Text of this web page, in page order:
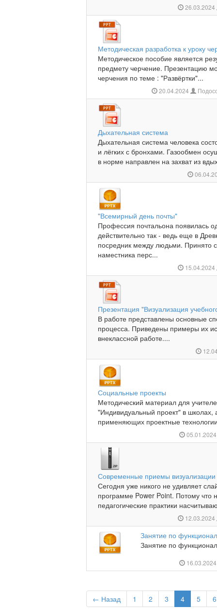
26.03.2024
Методическая разработка к уроку
Методическое пособие является
предмету черчение. Презентацию
черчения по теме : "Развёртки"...
20.04.2024
Дыхательная система
Дыхательная система человека
и лёгких с бронхами. Газообмен
в норме направлен на захват из
"Всемирный день почты"
Профессия почтальона появилась
действительно так - ведь еще в
посредник между людьми. Принято
наместника перс...
15.04.2024
Презентация "Визуализация
В работе представлены основные
процесса. Приведены примеры их
внеклассной работе....
Социальные проекты
Методический материал для
"Индивидуальный проект" в школах,
применяющих проектные
Современные приемы визуализации
Сегодня уже никого не удивляет
программе Power Point. Потому что
педагогические практики
12.03.2024
Занятие по
Занятие по
← Назад 1 2 3 4 5 6